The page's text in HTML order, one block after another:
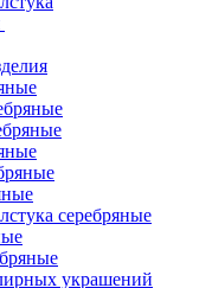
серебряные